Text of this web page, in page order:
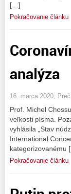
[…]
Pokračovanie článku
analýza
16. marca 2020,
Prof. Michel
veľkosti písma.
vyhlásila „Stav
International
kategorizovanému
Pokračovanie článku